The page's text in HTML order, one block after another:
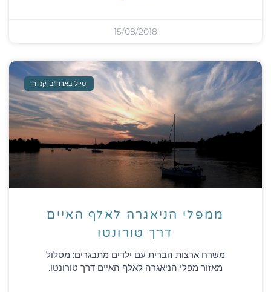
15/08/2018
טיול בארה"ב וקנדה
ממפלי הניאגרה לאלף האיים
דרך טורונטו
משרח ארצות הברית עם ילדים מתבגרים: מסלול
מאזור מפלי הניאגרה לאלף האיים דרך טורונטו.